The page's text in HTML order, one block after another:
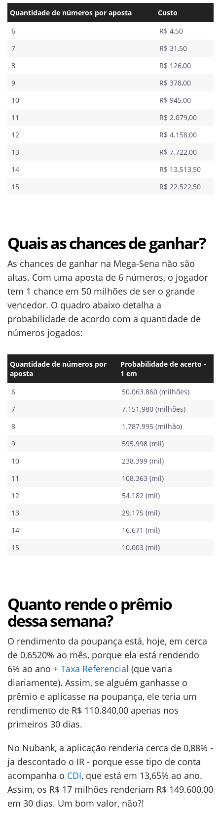
Quantidade de números por aposta
Custo
6
R$ 4,50
7
R$ 31,50
8
R$ 126,00
9
R$ 378,00
10
R$ 945,00
11
R$ 2.079,00
12
R$ 4.158,00
13
R$ 7.722,00
14
R$ 13.513,50
15
R$ 22.522,50
Quais as chances de ganhar?
As chances de ganhar na Mega-Sena não são
altas. Com uma aposta de 6 números, o jogador
tem 1 chance em 50 milhões de ser o grande
vencedor. O quadro abaixo detalha a
probabilidade de acordo com a quantidade de
números jogados:
Quantidade de números por
aposta
Probabilidade de acerto -
1 em
6
50.063.860 (milhões)
7
7.151.980 (milhões)
8
1.787.995 (milhão)
9
595.998 (mil)
10
238.399 (mil)
11
108.363 (mil)
12
54.182 (mil)
13
29.175 (mil)
14
16.671 (mil)
15
10.003 (mil)
Quanto rende o prêmio
dessa semana?
O rendimento da poupança está, hoje, em cerca
de 0,6520% ao mês, porque ela está rendendo
6% ao ano + Taxa Referencial (que varia
diariamente). Assim, se alguém ganhasse o
prêmio e aplicasse na poupança, ele teria um
rendimento de R$ 110.840,00 apenas nos
primeiros 30 dias.
No Nubank, a aplicação renderia cerca de 0,88% -
ja descontado o IR - porque esse tipo de conta
acompanha o CDI, que está em 13,65% ao ano.
Assim, os R$ 17 milhões renderiam R$ 149.600,00
em 30 dias. Um bom valor, não?!